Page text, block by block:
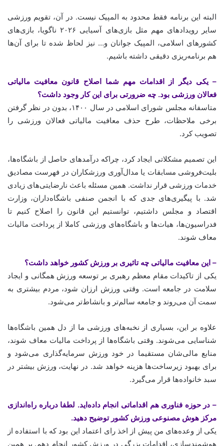
البته این برنامه فقط محدود به المپیک نیست. در آن، تقویم ورزشی
سایر رویدادهای مهم مثل بازی‌های آسیایی ۲۰۲۶ ناگویا، بازی‌های
کشورهای اسلامی، المپیک جوانان و… نیز لحاظ شده تا برای آن‌ها
هم برنامه‌ریزی دقیقی داشته باشیم.
– یکی دیگر از اقدامات مهم شما اصلاح قانون معافیت مالیاتی
فعالان ورزشی بود. چه ضرورتی برای این کار وجود داشت؟
متاسفانه مجلس شورای اسلامی در سال ۱۴۰۰، بدون در نظر گرفتن
برخی ملاحظات، طرح حذف معافیت مالیاتی فعالان ورزشی را
تصویب کرد.
این تصمیم مشکلاتی ایجاد کرد، چراکه درآمدهای حاصل از باشگاه‌ها،
بلیت‌فروشی مسابقات یا مدال‌آوری ورزشکاران در فهرست مصادیق
خدمات ورزشی قرار نداشت. همین مسئله باعث نارضایتی‌های زیادی
شد. با پیگیری‌های جدی که با انجمن صنفی باشگاه‌داران، وزارت
اقتصاد و مجلس داشتیم، توانستیم این قانون را اصلاح کنیم تا
فدراسیون‌ها، هیات‌ها و باشگاه‌های ورزشی کاملا از پرداخت مالیات
معاف شوند.
– این معافیت مالیاتی چه تاثیری بر ورزش کشور خواهد داشت؟
یکی از تاکیدات مقام معظم رهبری بر توسعه ورزش همگانی و ایجاد
سلامت در جامعه است. وقتی ورزش ارزان شود، مردم بیشتری به
سمت آن می‌روند و جامعه سالم‌تر و بانشاط‌تر می‌شود.
علاوه بر این، بسیاری از نخبه‌های ورزشی ما از دل همین باشگاه‌ها
شناسایی می‌شوند. وقتی باشگاه‌ها از پرداخت مالیات معاف شوند،
منابع مالی‌شان مستقیما در خود ورزش سرمایه‌گذاری می‌شود و
برای بهبود زیرساخت‌ها هزینه خواهد شد. در نهایت، ورزش بیشتر در
سبد خانواده‌ها قرار می‌گیرد.
– در حوزه فناوری هم اقداماتی انجام داده‌اید. لطفا درباره راه‌اندازی
مرکز هوش مصنوعی ورزش کشور توضیح دهید.
یکی از وعده‌های من پیش از اخذ رای اعتماد این بود که با استفاده از
هوشمندسازی، اقدامات بزرگی در ورزش کشور انجام دهم. بر همین